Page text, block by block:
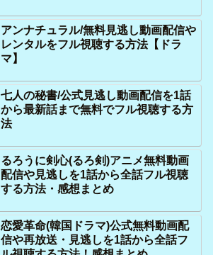
アンナチュラル/無料見逃し動画配信や
レンタルをフル視聴する方法【ドラ
マ】
七人の秘書/公式見逃し動画配信を1話
から最新話まで無料でフル視聴する方
法
るろうに剣心(るろ剣)アニメ無料動画
配信や見逃しを1話から全話フル視聴
する方法・感想まとめ
恋愛革命(韓国ドラマ)公式無料動画配
信や再放送・見逃しを1話から全話フ